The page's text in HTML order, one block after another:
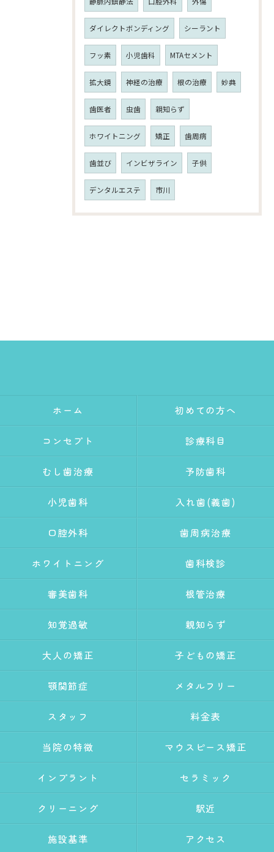
ダイレクトボンディング シーラント
フッ素 小児歯科 MTAセメント
拡大鏡 神経の治療 根の治療 妙典
歯医者 虫歯 親知らず
ホワイトニング 矯正 歯周病
歯並び インビザライン 子供
デンタルエステ 市川
ホーム 初めての方へ
コンセプト 診療科目
むし歯治療 予防歯科
小児歯科 入れ歯(義歯)
口腔外科 歯周病治療
ホワイトニング 歯科検診
審美歯科 根管治療
知覚過敏 親知らず
大人の矯正 子どもの矯正
顎関節症 メタルフリー
スタッフ 料金表
当院の特徴 マウスピース矯正
インプラント セラミック
クリーニング 駅近
施設基準 アクセス